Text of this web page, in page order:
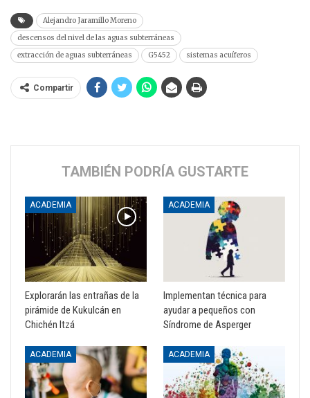
Alejandro Jaramillo Moreno
descensos del nivel de las aguas subterráneas
extracción de aguas subterráneas
G5452 sistemas acuíferos
Compartir
TAMBIÉN PODRÍA GUSTARTE
ACADEMIA
Explorarán las entrañas de la
pirámide de Kukulcán en
Chichén Itzá
ACADEMIA
Implementan técnica para
ayudar a pequeños con
Síndrome de Asperger
ACADEMIA ACADEMIA